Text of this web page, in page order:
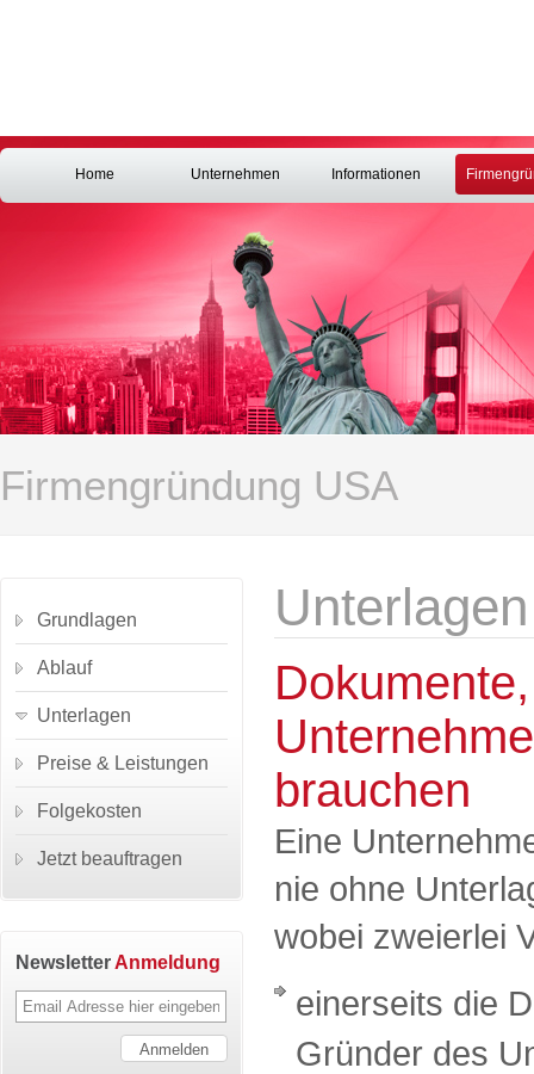
Home Unternehmen Informationen
Firmengründung USA
Unterlagen
brauchen
Eine
nie ohne
wobei zweierlei
einerseits die
Gründer des
Grundlagen
Ablauf
Unterlagen
Preise & Leistungen
Folgekosten
Jetzt beauftragen
NewsletterAnmeldung